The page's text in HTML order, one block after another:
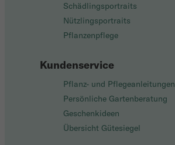
Schädlingsportraits
Nützlingsportraits
Pflanzenpflege
Kundenservice
Pflanz- und Pflegeanleitungen
Persönliche Gartenberatung
Geschenkideen
Übersicht Gütesiegel